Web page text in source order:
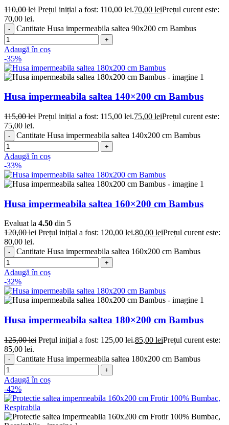
110,00lei Prețul inițial a fost: 110,00 lei.70,00 leiPrețul curent este:
70,00 lei.
Cantitate Husa impermeabila saltea 90x200 cm Bambus
Adaugă în coș
-35%
Husa impermeabila saltea 140×200 cm Bambus
115,00lei Prețul inițial a fost: 115,00 lei.75,00 leiPrețul curent este:
75,00 lei.
Cantitate Husa impermeabila saltea 140x200 cm Bambus
Adaugă în coș
-33%
Husa impermeabila saltea 160×200 cm Bambus
Evaluat la 4.50 din 5
120,00lei Prețul inițial a fost: 120,00 lei.80,00 leiPrețul curent este:
80,00 lei.
Cantitate Husa impermeabila saltea 160x200 cm Bambus
Adaugă în coș
-32%
Husa impermeabila saltea 180×200 cm Bambus
125,00lei Prețul inițial a fost: 125,00 lei.85,00 leiPrețul curent este:
85,00 lei.
Cantitate Husa impermeabila saltea 180x200 cm Bambus
Adaugă în coș
-42%